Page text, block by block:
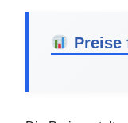
Preise